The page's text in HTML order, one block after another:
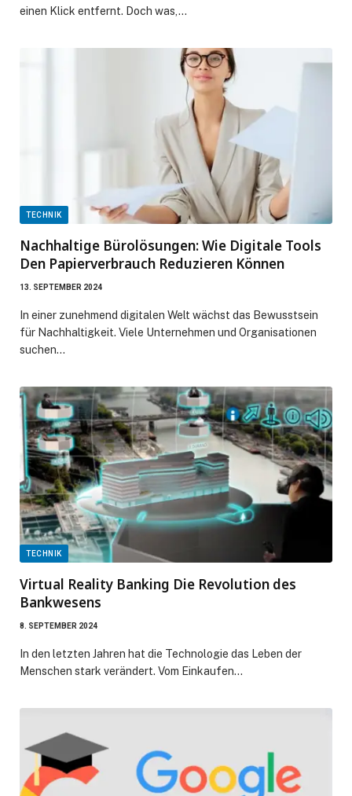
einen Klick entfernt. Doch was,…
TECHNIK
Nachhaltige Bürolösungen: Wie Digitale Tools
Den Papierverbrauch Reduzieren Können
13. SEPTEMBER 2024
In einer zunehmend digitalen Welt wächst das Bewusstsein
für Nachhaltigkeit. Viele Unternehmen und Organisationen
suchen…
TECHNIK
Virtual Reality Banking Die Revolution des
Bankwesens
8. SEPTEMBER 2024
In den letzten Jahren hat die Technologie das Leben der
Menschen stark verändert. Vom Einkaufen…